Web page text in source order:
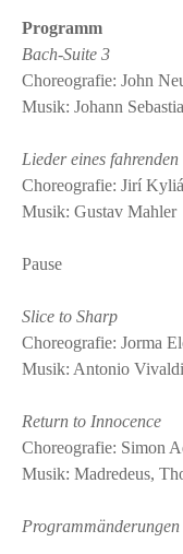
Programm
Bach-Suite 3
Choreografie: John
Musik: Johann
Lieder eines fahrenden
Choreografie: Jirí
Musik: Gustav Mahler
Pause
Slice to Sharp
Choreografie: Jorma
Musik: Antonio
Return to Innocence
Choreografie: Simon
Musik: Madredeus,